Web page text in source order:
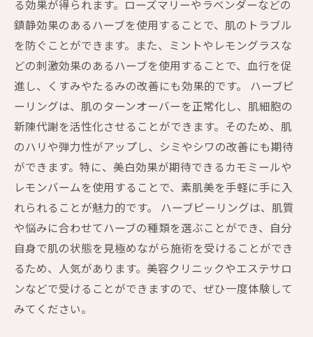
る効果が得られます。ローズマリーやラベンダーなどの
鎮静効果のあるハーブを使用することで、肌のトラブル
を防ぐことができます。また、ミントやレモングラスな
どの刺激効果のあるハーブを使用することで、血行を促
進し、くすみやたるみの改善にも効果的です。 ハーブピ
ーリングは、肌のターンオーバーを正常化し、肌細胞の
新陳代謝を活性化させることができます。そのため、肌
のハリや弾力性がアップし、シミやシワの改善にも期待
ができます。特に、美白効果が期待できるカモミールや
レモンバームを使用することで、素肌美を手軽に手に入
れられることが魅力的です。 ハーブピーリングは、肌質
や悩みに合わせてハーブの種類を選ぶことができ、自分
自身で肌の状態を見極めながら施術を受けることができ
るため、人気があります。美容クリニックやエステサロ
ンなどで受けることができますので、ぜひ一度体験して
みてください。